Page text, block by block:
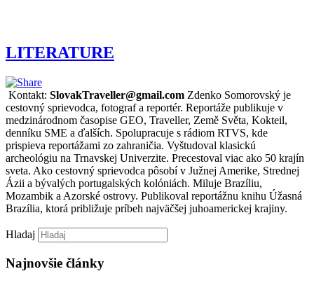
LITERATURE
Kontakt: SlovakTraveller@gmail.com Zdenko Somorovský je
cestovný sprievodca, fotograf a reportér. Reportáže publikuje v
medzinárodnom časopise GEO, Traveller, Země Světa, Kokteil,
denníku SME a ďalších. Spolupracuje s rádiom RTVS, kde
prispieva reportážami zo zahraničia. Vyštudoval klasickú
archeológiu na Trnavskej Univerzite. Precestoval viac ako 50 krajín
sveta. Ako cestovný sprievodca pôsobí v Južnej Amerike, Strednej
Ázii a bývalých portugalských kolóniách. Miluje Brazíliu,
Mozambik a Azorské ostrovy. Publikoval reportážnu knihu Úžasná
Brazília, ktorá približuje príbeh najväčšej juhoamerickej krajiny.
Hladaj
Najnovšie články